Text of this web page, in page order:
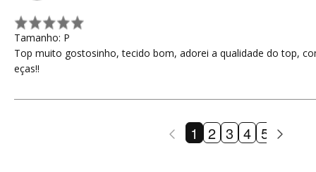
Tamanho: P
Top muito gostosinho, tecido bom, adorei a qualidade do top,
eças!!
1 2 3 4 5 6